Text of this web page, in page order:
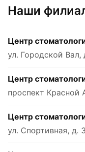
Наши
Центр
ул. Городской Вал,
Центр
проспект Красной
Центр
ул. Спортивная, д. 3